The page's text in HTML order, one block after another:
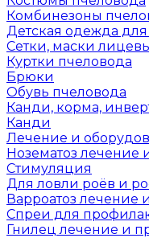
Комбинезоны
Детская одежда для
Сетки, маски
Куртки пчеловода
Брюки
Обувь пчеловода
Канди, корма,
Канди
Лечение и
Нозематоз лечение
Стимуляция
Для ловли роёв и
Варроатоз лечение
Спреи для
Гнилец лечение и